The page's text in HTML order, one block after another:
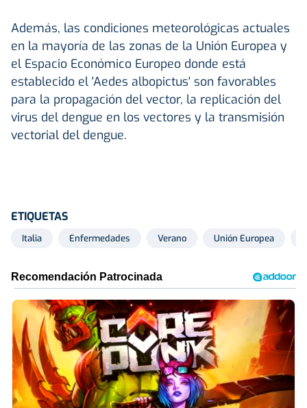
Además, las condiciones meteorológicas actuales
en la mayoría de las zonas de la Unión Europea y
el Espacio Económico Europeo donde está
establecido el 'Aedes albopictus' son favorables
para la propagación del vector, la replicación del
virus del dengue en los vectores y la transmisión
vectorial del dengue.
ETIQUETAS
Italia Enfermedades Verano Unión Europea